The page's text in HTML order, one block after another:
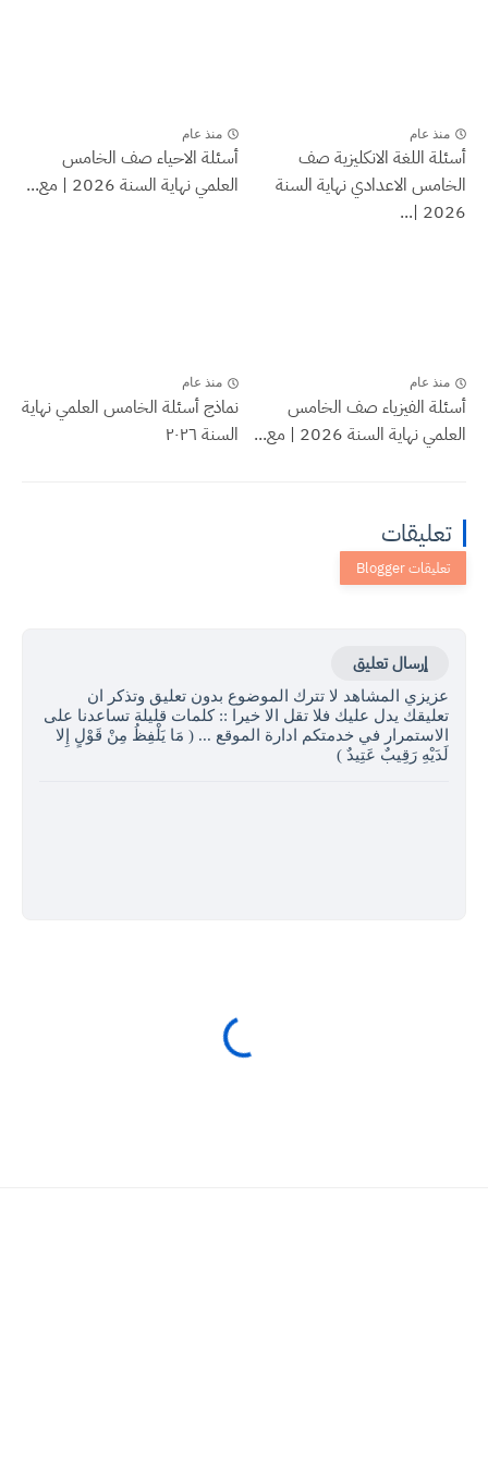
منذ عام
أسئلة اللغة الانكليزية صف
الخامس الاعدادي نهاية السنة
2026 |...
منذ عام
أسئلة الاحياء صف الخامس
العلمي نهاية السنة 2026 | مع...
منذ عام
أسئلة الفيزياء صف الخامس
العلمي نهاية السنة 2026 | مع...
منذ عام
نماذج أسئلة الخامس العلمي نهاية
السنة ٢٠٢٦
تعليقات
إرسال تعليق
عزيزي المشاهد لا تترك الموضوع بدون تعليق وتذكر ان
تعليقك يدل عليك فلا تقل الا خيرا :: كلمات قليلة تساعدنا على
الاستمرار في خدمتكم ادارة الموقع ... ( مَا يَلْفِظُ مِنْ قَوْلٍ إِلا
لَدَيْهِ رَقِيبٌ عَتِيدٌ )